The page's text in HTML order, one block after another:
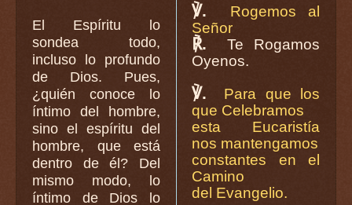
El Espíritu lo
sondea todo,
incluso lo profundo
de Dios. Pues,
¿quién conoce lo
íntimo del hombre,
sino el espíritu del
hombre, que está
dentro de él? Del
mismo modo, lo
íntimo de Dios lo
℣.
Rogemos al
Señor
℟.
Te Rogamos
Oyenos.
℣.
Para que los
que Celebramos
esta Eucaristía
nos mantengamos
constantes en el
Camino
del Evangelio.